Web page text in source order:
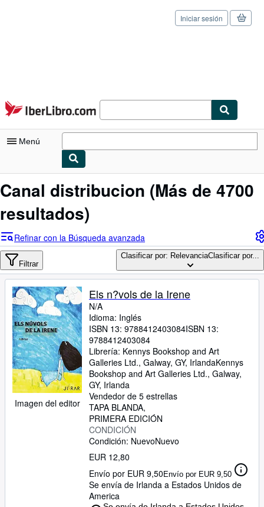
Pasar al contenido principal
IberLibro.com
Iniciar sesión
Menú
Mi cuenta
Búsqueda avanzada
Colecciones
Libros antiguos
Arte y coleccionismo
Vendedores
Comenzar a vender
Ayuda
CERRAR
Canal distribucion (Más de 4700
resultados)
Refinar con la Búsqueda avanzada
Filtrar
Clasificar por: RelevanciaClasificar por...
Imagen del editor
Els n?vols de la Irene
N/A
Idioma: Inglés
ISBN 13: 9788412403084ISBN 13:
9788412403084
Librería: Kennys Bookshop and Art
Galleries Ltd., Galway, GY, IrlandaKennys
Bookshop and Art Galleries Ltd., Galway,
GY, Irlanda
Vendedor de 5 estrellas
TAPA BLANDA
PRIMERA EDICIÓN
CONDICIÓN
Condición: NuevoNuevo
EUR 12,80
Envío por EUR 9,50Envío por EUR 9,50
Se envía de Irlanda a Estados Unidos de
America